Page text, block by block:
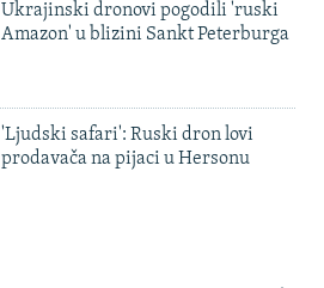
Ukrajinski dronovi pogodili 'ruski
Amazon' u blizini Sankt Peterburga
'Ljudski safari': Ruski dron lovi
prodavača na pijaci u Hersonu